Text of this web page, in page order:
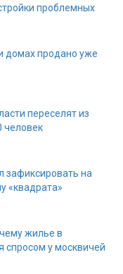
проблемных
домах продано уже
переселят из
человек
зафиксировать на
«квадрата»
жилье в
спросом у москвичей